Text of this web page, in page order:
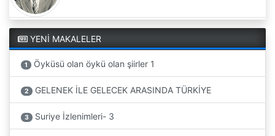
YENİ MAKALELER
1 Öyküsü olan öykü olan şiirler 1
2 GELENEK İLE GELECEK ARASINDA TÜRKİYE
3 Suriye İzlenimleri- 3